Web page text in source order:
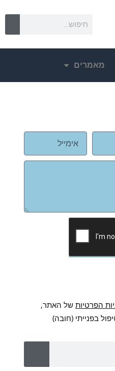
מאמרים
הפרטיותשל האתר,
בפנייתי (חובה)